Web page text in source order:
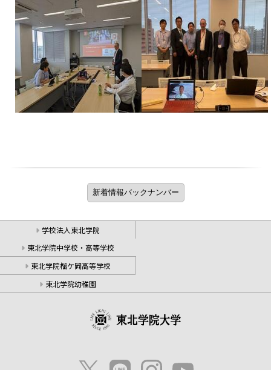
学校法人東北学院
東北学院中学校・高等学校
東北学院榴ケ岡高等学校
東北学院幼稚園